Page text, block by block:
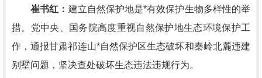
崔书红： 建立自然保护地是*有效保护生物多样性的举
措。党中央、国务院高度重视自然保护地生态环境保护工
作，通报甘肃祁连山*自然保护区生态破坏和秦岭北麓违建
别墅问题，坚决查处破坏生态违法违规行为。